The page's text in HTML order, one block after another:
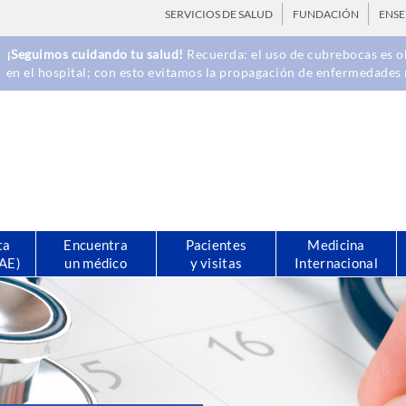
SERVICIOS DE SALUD FUNDACIÓN
¡Seguimos cuidando tu salud! Recuerda: el uso de cubrebocas
en el hospital; con esto evitamos la propagación de
Encuentra
un médico
Pacientes
y visitas
Medicina
Internacional